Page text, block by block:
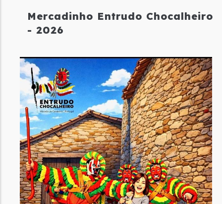
Mercadinho Entrudo Chocalheiro
- 2026